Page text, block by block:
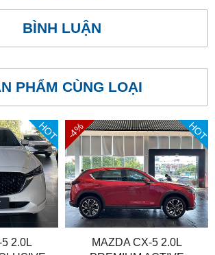
BÌNH LUẬN
PHẨM CÙNG LOẠI
HOT
2.0L
-4% HOT
MAZDA CX-5 2.0L